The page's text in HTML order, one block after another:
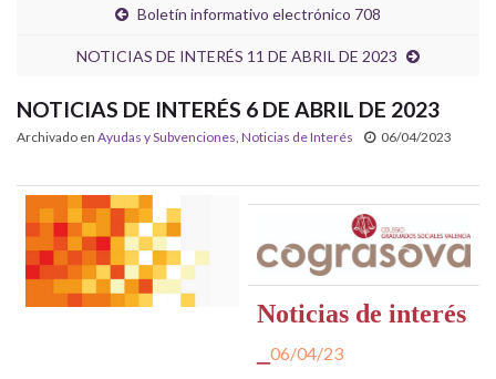
Boletín informativo electrónico 708
NOTICIAS DE INTERÉS 11 DE ABRIL DE 2023
NOTICIAS DE INTERÉS 6 DE ABRIL DE 2023
Archivado en Ayudas y Subvenciones Noticias de Interés 06/04/2023
Noticias de interés
06/04/23